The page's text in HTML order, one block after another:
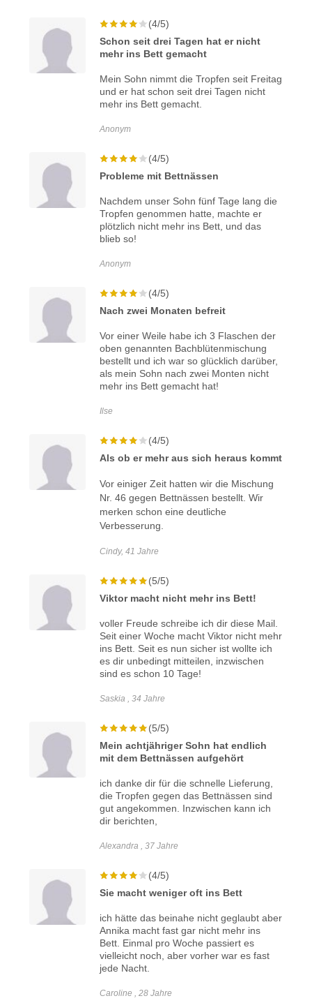
(4/5)
Schon seit drei Tagen hat er nicht
mehr ins Bett gemacht
Mein Sohn nimmt die Tropfen seit Freitag
und er hat schon seit drei Tagen nicht
mehr ins Bett gemacht.
Anonym
(4/5)
Probleme mit Bettnässen
Nachdem unser Sohn fünf Tage lang die
Tropfen genommen hatte, machte er
plötzlich nicht mehr ins Bett, und das
blieb so!
Anonym
(4/5)
Nach zwei Monaten befreit
Vor einer Weile habe ich 3 Flaschen der
oben genannten Bachblütenmischung
bestellt und ich war so glücklich darüber,
als mein Sohn nach zwei Monten nicht
mehr ins Bett gemacht hat!
Ilse
(4/5)
Als ob er mehr aus sich heraus kommt
Vor einiger Zeit hatten wir die Mischung
Nr. 46 gegen Bettnässen bestellt. Wir
merken schon eine deutliche
Verbesserung.
Cindy, 41 Jahre
(5/5)
Viktor macht nicht mehr ins Bett!
voller Freude schreibe ich dir diese Mail.
Seit einer Woche macht Viktor nicht mehr
ins Bett. Seit es nun sicher ist wollte ich
es dir unbedingt mitteilen, inzwischen
sind es schon 10 Tage!
Saskia , 34 Jahre
(5/5)
Mein achtjähriger Sohn hat endlich
mit dem Bettnässen aufgehört
ich danke dir für die schnelle Lieferung,
die Tropfen gegen das Bettnässen sind
gut angekommen. Inzwischen kann ich
dir berichten,
Alexandra , 37 Jahre
(4/5)
Sie macht weniger oft ins Bett
ich hätte das beinahe nicht geglaubt aber
Annika macht fast gar nicht mehr ins
Bett. Einmal pro Woche passiert es
vielleicht noch, aber vorher war es fast
jede Nacht.
Caroline , 28 Jahre